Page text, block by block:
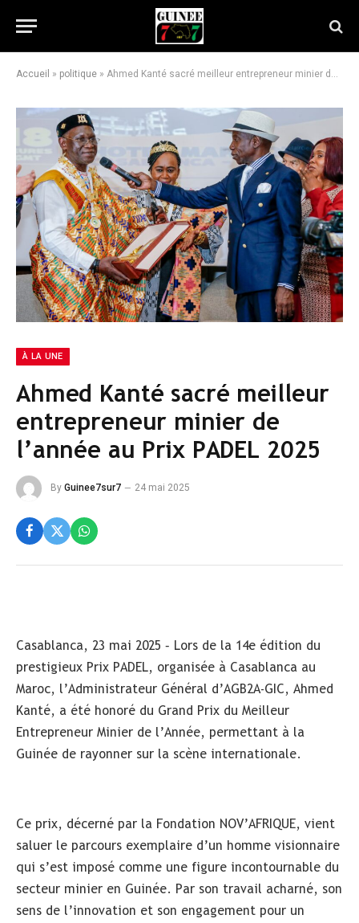
Accueil » politique » Ahmed Kanté sacré meilleur entrepreneur minier de l’année au Prix PADEL 2025
À LA UNE
Ahmed Kanté sacré meilleur
entrepreneur minier de
l’année au Prix PADEL 2025
By Guinee7sur7 24 mai 2025
Casablanca, 23 mai 2025 – Lors de la 14e édition du
prestigieux Prix PADEL, organisée à Casablanca au
Maroc, l’Administrateur Général d’AGB2A-GIC, Ahmed
Kanté, a été honoré du Grand Prix du Meilleur
Entrepreneur Minier de l’Année, permettant à la
Guinée de rayonner sur la scène internationale.
Ce prix, décerné par la Fondation NOV’AFRIQUE, vient
saluer le parcours exemplaire d’un homme visionnaire
qui s’est imposé comme une figure incontournable du
secteur minier en Guinée. Par son travail acharné, son
sens de l’innovation et son engagement pour un